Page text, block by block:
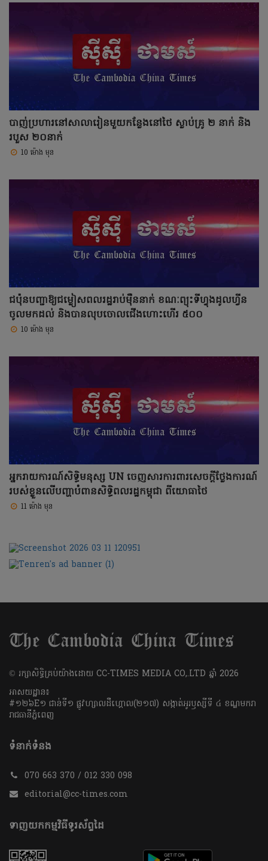
បាញ់ប្រហារនៅសាលារៀនមួយកន្លែងនៅថៃ ស្លាប់គ្រូ ២ នាក់ និង
របួស ២០នាក់
10 ម៉ោង មុន
ជប៉ុនបញ្ជាឱ្យជម្លៀសពលរដ្ឋរាប់ម៉ឺននាក់ ខណៈព្យុះទីហ្វុងដូលហ្វីន
ចូលមកដល់ និងបានលុបចោលជើងហោះហើរ ៥០០
10 ម៉ោង មុន
អ្នករាយការណ៍សិទ្ធិមនុស្ស UN ចេញសារការពារសេចក្តីថ្លែងការណ៍
របស់ខ្លួនលើបញ្ហាបំពានសិទ្ធិពលរដ្ឋកម្ពុជា ពីយោធាថៃ
11 ម៉ោង មុន
​© រក្សា​សិទ្ធិ​គ្រប់​យ៉ាង​ដោយ​ CC-TIMES MEDIA CO,.LTD ឆ្នាំ​ 2026
អាសយដ្ឋាន៖
#១២៦E១ ជាន់ទី១ ផ្លូវហ្សាលដឺហ្គោល(២១៧) សង្កាត់អូរឫស្សីទី ៤ ខណ្ឌមករា
រាជធានីភ្នំពេញ
ទំនាក់ទំនង
070 663 370 / 012 330 098
editorial@cc-times.com
ទាញយកកម្មវិធីទូរស័ព្ទដៃ